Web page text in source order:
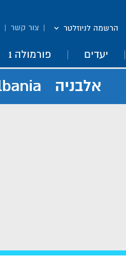
הרשמה לניוזלטר צור קשר
יעדים פורמולה 1
אלבניה Albania